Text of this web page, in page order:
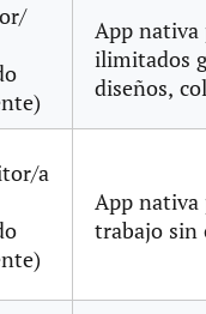
App nativa
ilimitados
diseños,
a
App nativa
trabajo sin